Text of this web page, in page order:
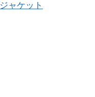
ャケット